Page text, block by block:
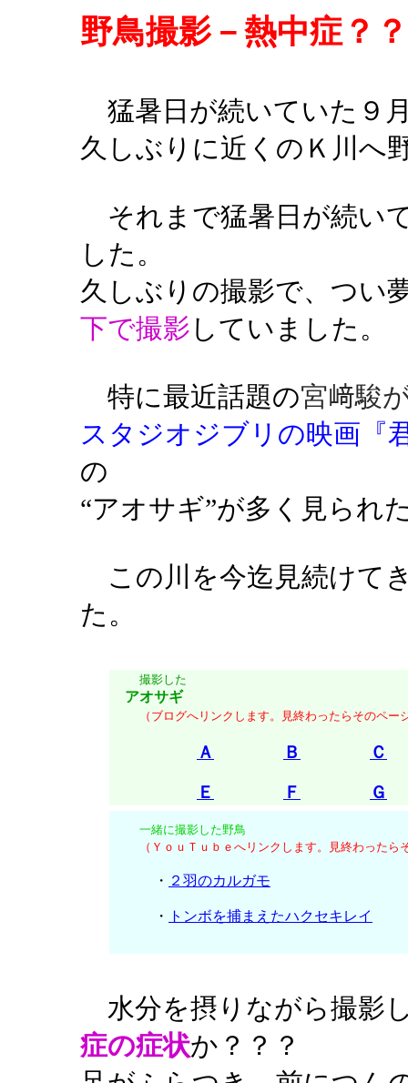
野鳥撮影－熱中症？
猛暑日が続いていた９
久しぶりに近くのＫ川へ
それまで猛暑日が続い
した。
久しぶりの撮影で、つい
下で撮影 していました。
特に最近話題の宮﨑駿
スタジオジブリの映画
の
“アオサギ”が多く見られ
この川を今迄見続けて
た。
撮影した
アオサギ
（ブログへリンクします。見終わったらそのペー
Ａ Ｂ Ｃ
Ｅ Ｆ Ｇ
一緒に撮影した野鳥
（ＹｏｕＴｕｂｅへリンクします。見終わった
・ ２羽のカルガモ
・ トンボを捕まえたハクセキレイ
水分を摂りながら撮影
症の症状か？？？